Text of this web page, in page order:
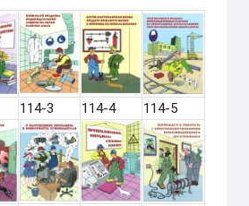
114-3 114-4 114-5